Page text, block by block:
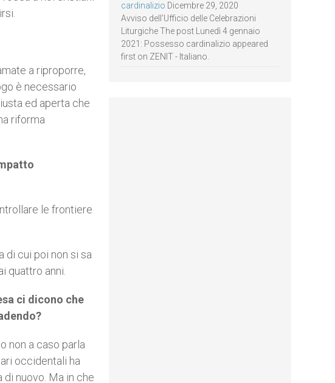
a riproporre,
è necessario
ed aperta che
riforma
le frontiere
di cui poi non si sa
quattro anni.
ci dicono che
non a caso parla
occidentali ha
nuovo. Ma in che
cardinalizio Dicembre 29, 2020
Avviso dell’Ufficio delle Celebrazioni
Liturgiche The post Lunedì 4 gennaio
2021: Possesso cardinalizio appeared
first on ZENIT - Italiano.